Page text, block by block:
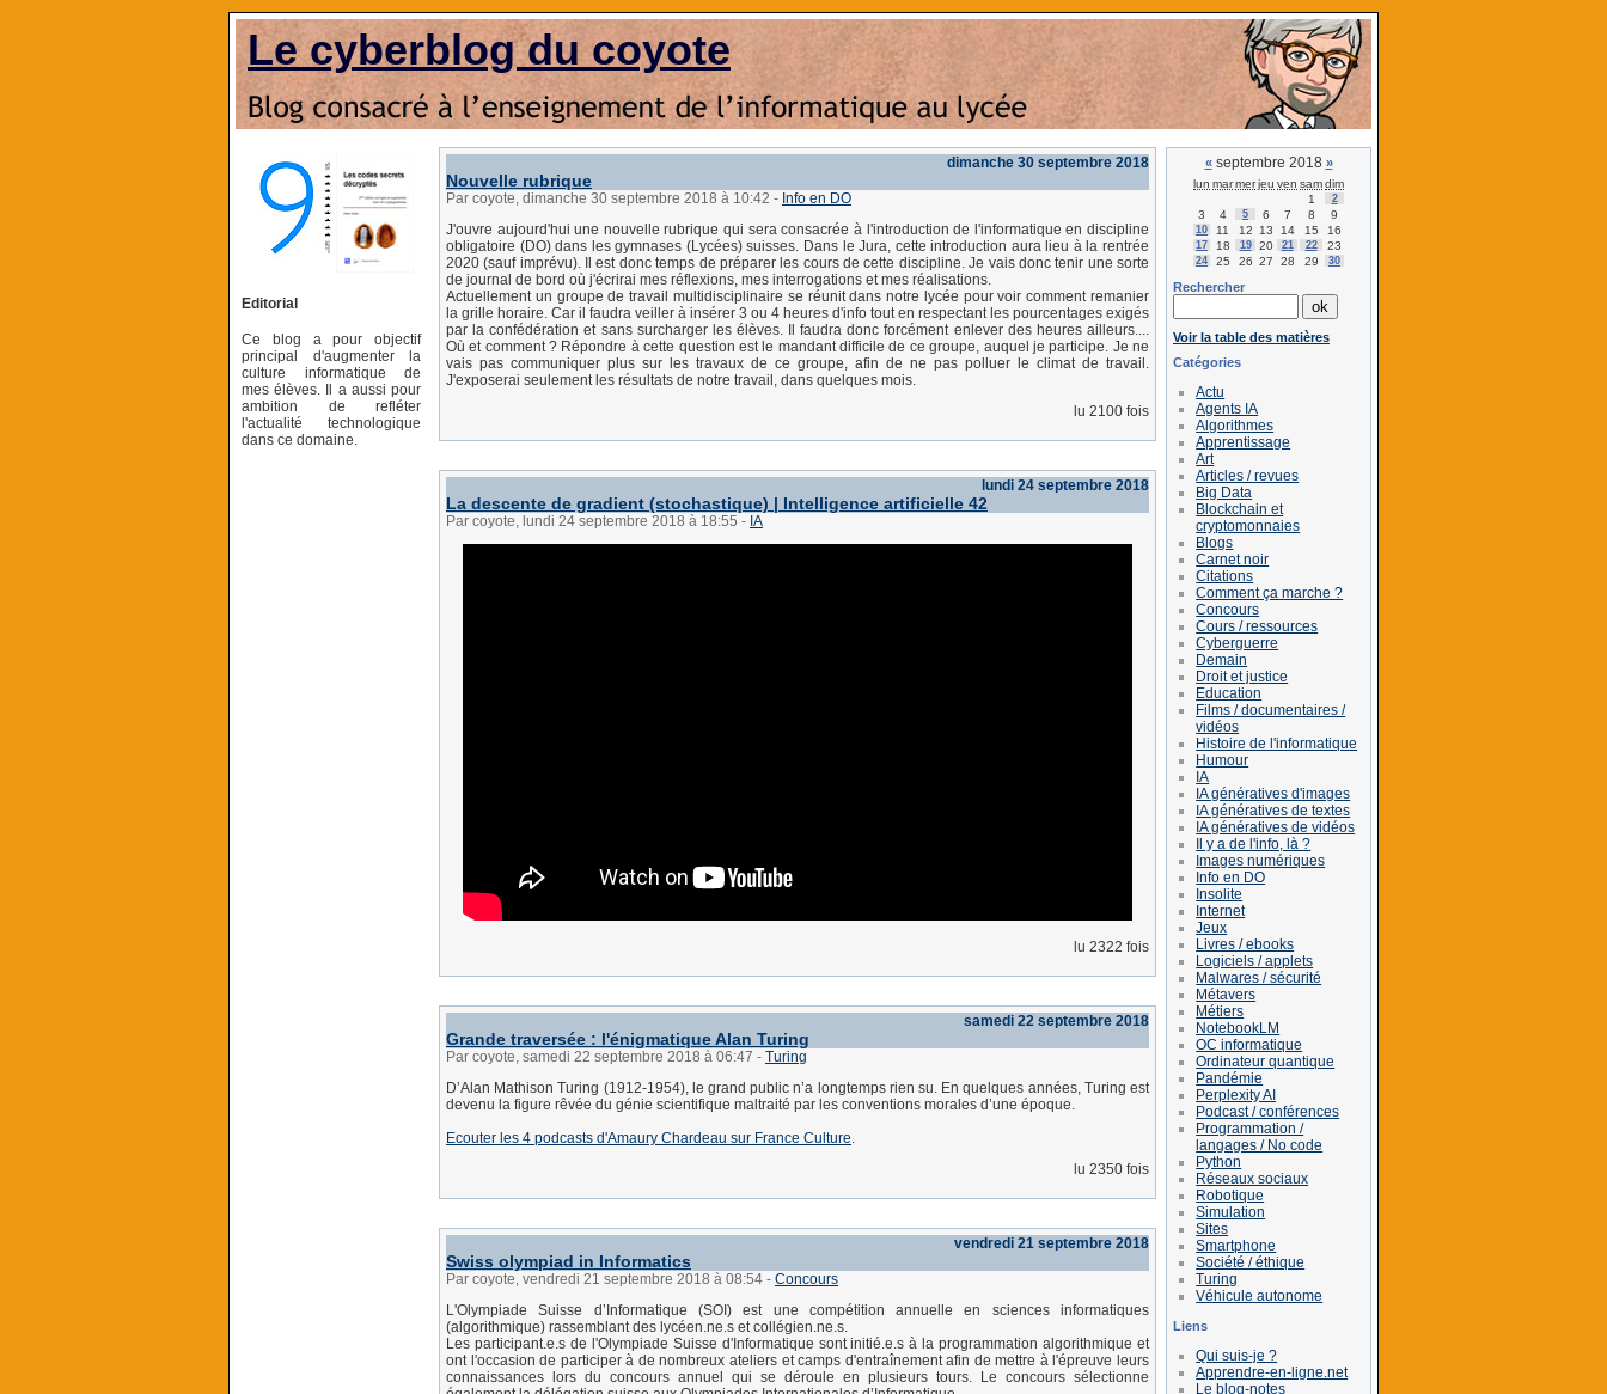
Le cyberblog du coyote
Editorial
Ce blog a pour objectif
principal d'augmenter la
culture informatique de
mes élèves. Il a aussi pour
ambition de refléter
l'actualité technologique
dans ce domaine.
dimanche 30 septembre 2018
Nouvelle rubrique
Par coyote, dimanche 30 septembre 2018 à 10:42 - Info en DO
J'ouvre aujourd'hui une nouvelle rubrique qui sera consacrée à l'introduction de l'informatique en discipline
obligatoire (DO) dans les gymnases (Lycées) suisses. Dans le Jura, cette introduction aura lieu à la rentrée
2020 (sauf imprévu). Il est donc temps de préparer les cours de cette discipline. Je vais donc tenir une sorte
de journal de bord où j'écrirai mes réflexions, mes interrogations et mes réalisations.
Actuellement un groupe de travail multidisciplinaire se réunit dans notre lycée pour voir comment remanier
la grille horaire. Car il faudra veiller à insérer 3 ou 4 heures d'info tout en respectant les pourcentages exigés
par la confédération et sans surcharger les élèves. Il faudra donc forcément enlever des heures ailleurs....
Où et comment ? Répondre à cette question est le mandant difficile de ce groupe, auquel je participe. Je ne
vais pas communiquer plus sur les travaux de ce groupe, afin de ne pas polluer le climat de travail.
J'exposerai seulement les résultats de notre travail, dans quelques mois.
lu 2100 fois
lundi 24 septembre 2018
La descente de gradient (stochastique) | Intelligence artificielle 42
Par coyote, lundi 24 septembre 2018 à 18:55 - IA
lu 2322 fois
samedi 22 septembre 2018
Grande traversée : l'énigmatique Alan Turing
Par coyote, samedi 22 septembre 2018 à 06:47 - Turing
D’Alan Mathison Turing (1912-1954), le grand public n’a longtemps rien su. En quelques années, Turing est
devenu la figure rêvée du génie scientifique maltraité par les conventions morales d’une époque.
Ecouter les 4 podcasts d'Amaury Chardeau sur France Culture.
lu 2350 fois
vendredi 21 septembre 2018
Swiss olympiad in Informatics
Par coyote, vendredi 21 septembre 2018 à 08:54 - Concours
L'Olympiade Suisse d’Informatique (SOI) est une compétition annuelle en sciences informatiques
(algorithmique) rassemblant des lycéen.ne.s et collégien.ne.s.
Les participant.e.s de l'Olympiade Suisse d'Informatique sont initié.e.s à la programmation algorithmique et
ont l'occasion de participer à de nombreux ateliers et camps d'entraînement afin de mettre à l'épreuve leurs
connaissances lors du concours annuel qui se déroule en plusieurs tours. Le concours sélectionne
«septembre 2018 »
lun marmerjeu ven samdim
1
2
3 4 5 6 7 8 9
10 11 12 13 14 15 16
17 18 19 20 21 22 23
24 25 26 27 28 29 30
Rechercher
Voir la table des matières
Catégories
Actu
Agents IA
Algorithmes
Apprentissage
Art
Articles / revues
Big Data
Blockchain et
cryptomonnaies
Blogs
Carnet noir
Citations
Comment ça marche ?
Concours
Cours / ressources
Cyberguerre
Demain
Droit et justice
Education
Films / documentaires /
vidéos
Histoire de l'informatique
Humour
IA
IA génératives d'images
IA génératives de textes
IA génératives de vidéos
Il y a de l'info, là ?
Images numériques
Info en DO
Insolite
Internet
Jeux
Livres / ebooks
Logiciels / applets
Malwares / sécurité
Métavers
Métiers
NotebookLM
OC informatique
Ordinateur quantique
Pandémie
Perplexity AI
Podcast / conférences
Programmation /
langages / No code
Python
Réseaux sociaux
Robotique
Simulation
Sites
Smartphone
Société / éthique
Turing
Véhicule autonome
Liens
Qui suis-je ?
Apprendre-en-ligne.net
Le blog-notes